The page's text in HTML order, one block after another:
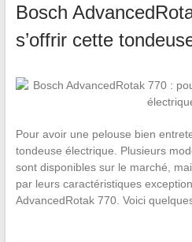
Bosch
s’offrir cette
Pour avoir une pelouse bien
tondeuse électrique. Plusieurs
sont disponibles sur le marché,
par leurs caractéristiques
AdvancedRotak 770. Voici